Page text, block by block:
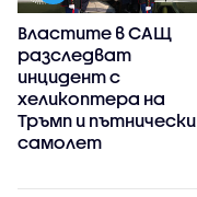
Властите в САЩ
разследват
инцидент с
хеликоптера на
Тръмп и пътнически
самолет